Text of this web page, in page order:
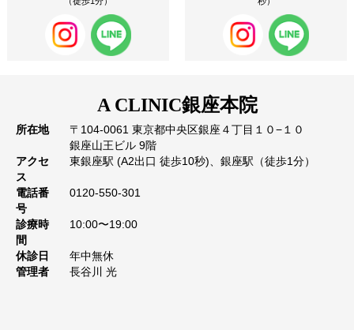
A CLINIC銀座本院
所在地
〒104-0061 東京都中央区銀座４丁目１０−１０
銀座山王ビル 9階
アクセ
ス
東銀座駅 (A2出口 徒歩10秒)、銀座駅（徒歩1分）
電話番
号
0120-550-301
診療時
間
10:00〜19:00
休診日
年中無休
管理者
長谷川 光